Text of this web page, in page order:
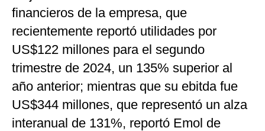
financieros de la empresa, que
recientemente reportó utilidades por
US$122 millones para el segundo
trimestre de 2024, un 135% superior al
año anterior; mientras que su ebitda fue
US$344 millones, que representó un alza
interanual de 131%, reportó Emol de